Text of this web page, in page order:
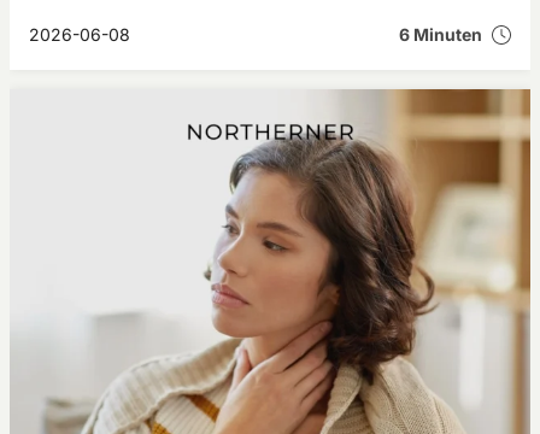
Jahren als rauchlose Alternative zu anderen
wichtigsten Unterschieden zwischen klassischem Snus und
modernen Nikotinbeuteln.
2026-06-08 6 Minuten